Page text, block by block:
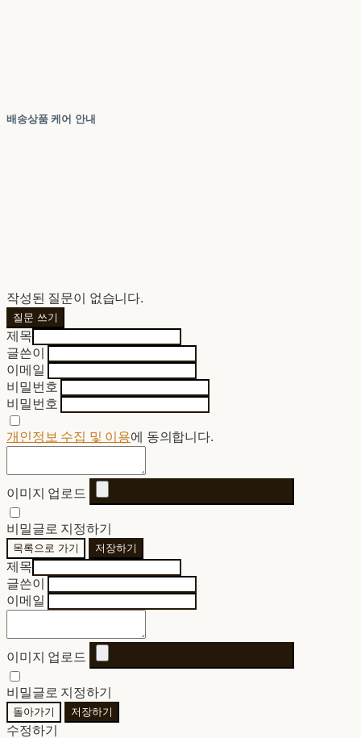
배송상품 케어 안내
작성된 질문이 없습니다.
질문 쓰기
제목
글쓴이
이메일
비밀번호
비밀번호
개인정보 수집 및 이용에 동의합니다.
이미지 업로드
비밀글로 지정하기
목록으로 가기 저장하기
제목
글쓴이
이메일
이미지 업로드
비밀글로 지정하기
돌아가기 저장하기
수정하기